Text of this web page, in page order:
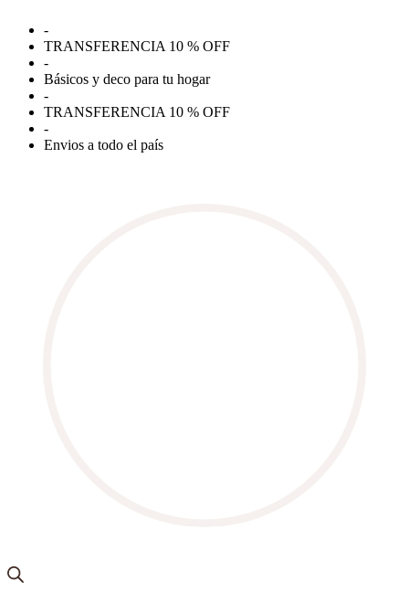
contenido
-
TRANSFERENCIA 10 % OFF
-
Básicos y deco para tu hogar
-
TRANSFERENCIA 10 % OFF
-
Envios a todo el país